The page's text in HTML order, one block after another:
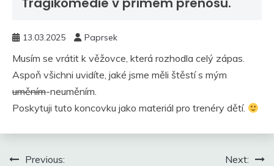
13.03.2025 Paprsek
Musím se vrátit k věžovce, která rozhodla celý zápas.
Aspoň všichni uvidíte, jaké jsme měli štěstí s mým
uměním-neuměním.
Poskytuji tuto koncovku jako materiál pro trenéry dětí.
Navigace
Previous:
Next: